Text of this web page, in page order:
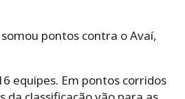
pontos contra o Avaí,
equipes. Em pontos corridos